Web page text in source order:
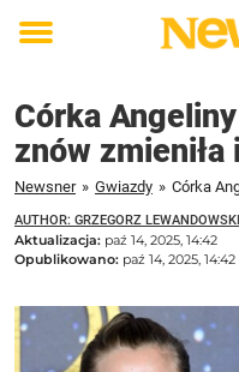
Toggle
Córka
znów zmieniła
Newsner » Gwiazdy »
AUTHOR: GRZEGORZ LEWANDOWSKI
Aktualizacja: paź 14, 2025, 14:42
Opublikowano: paź 14, 2025, 14:42